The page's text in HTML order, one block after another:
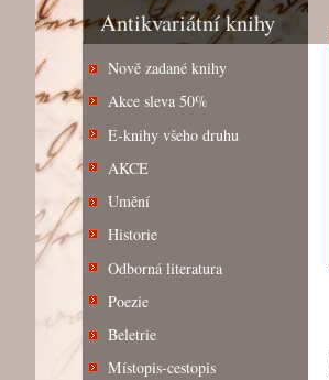
Antikvariátní knihy
Nově zadané knihy
Akce sleva 50%
E-knihy všeho druhu
AKCE
Umění
Historie
Odborná literatura
Poezie
Beletrie
Místopis-cestopis